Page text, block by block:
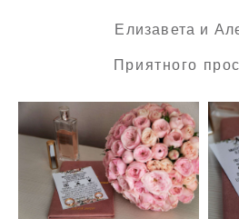
Елизавета и
Приятного